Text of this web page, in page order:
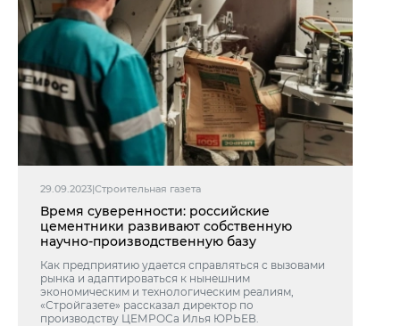
29.09.2023|Строительная газета
Время суверенности: российские
цементники развивают собственную
научно-производственную базу
Как предприятию удается справляться с вызовами
рынка и адаптироваться к нынешним
экономическим и технологическим реалиям,
«Стройгазете» рассказал директор по
производству ЦЕМРОСа Илья ЮРЬЕВ.